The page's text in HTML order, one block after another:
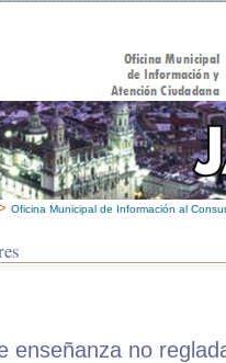
Oficina Municipal de Información al
enseñanza no